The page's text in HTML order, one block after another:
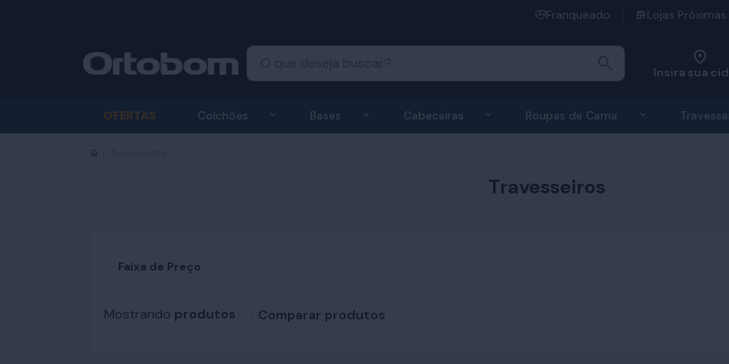
Franqueado Lojas Próximas
Insira sua
OFERTAS Colchões Exibir submenu de Colchões
Bases Exibir submenu de Bases
Cabeceiras Exibir submenu de Cabeceiras
Roupas de Cama Exibir
Travesseiros
Faixa de Preço
Mostrando produtos Comparar produtos